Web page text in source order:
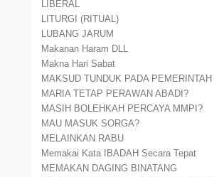
LIBERAL
LITURGI (RITUAL)
LUBANG JARUM
Makanan Haram DLL
Makna Hari Sabat
MAKSUD TUNDUK PADA PEMERINTAH
MARIA TETAP PERAWAN ABADI?
MASIH BOLEHKAH PERCAYA MMPI?
MAU MASUK SORGA?
MELAINKAN RABU
Memakai Kata IBADAH Secara Tepat
MEMAKAN DAGING BINATANG